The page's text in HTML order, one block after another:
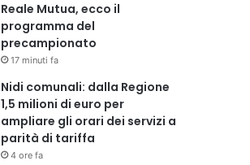
Reale Mutua, ecco il
programma del
precampionato
17 minuti fa
Nidi comunali: dalla Regione
1,5 milioni di euro per
ampliare gli orari dei servizi a
parità di tariffa
4 ore fa